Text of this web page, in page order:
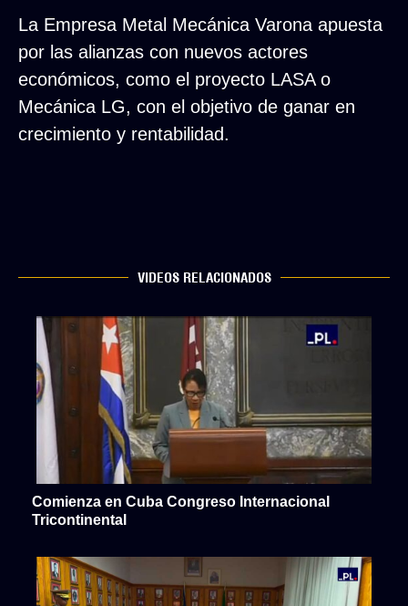
La Empresa Metal Mecánica Varona apuesta
por las alianzas con nuevos actores
económicos, como el proyecto LASA o
Mecánica LG, con el objetivo de ganar en
crecimiento y rentabilidad.
VIDEOS RELACIONADOS
Comienza en Cuba Congreso Internacional
Tricontinental